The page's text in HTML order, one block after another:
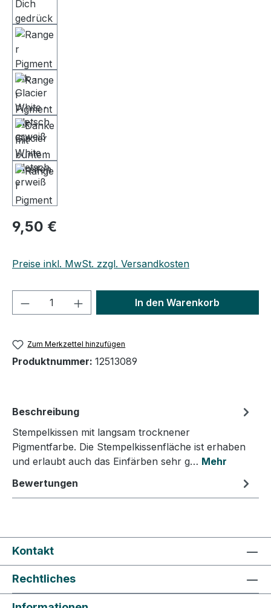
9,50 €
Preise inkl. MwSt. zzgl. Versandkosten
Produkt Anzahl: Gib denIn den Warenkorb
Zum Merkzettel hinzufügen
Produktnummer: 12513089
Beschreibung
Stempelkissen mit langsam trocknener
Pigmentfarbe. Die Stempelkissenfläche ist erhaben
und erlaubt auch das Einfärben sehr g… Mehr
Bewertungen
Kontakt
Rechtliches